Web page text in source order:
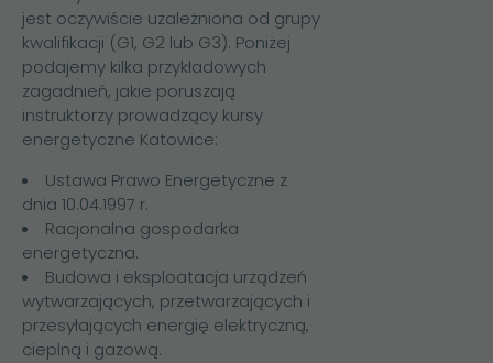
jest oczywiście uzależniona od grupy
kwalifikacji (G1, G2 lub G3). Poniżej
podajemy kilka przykładowych
zagadnień, jakie poruszają
instruktorzy prowadzący kursy
energetyczne Katowice:
Ustawa Prawo Energetyczne z
dnia 10.04.1997 r.
Racjonalna gospodarka
energetyczna.
Budowa i eksploatacja urządzeń
wytwarzających, przetwarzających i
przesyłających energię elektryczną,
cieplną i gazową.